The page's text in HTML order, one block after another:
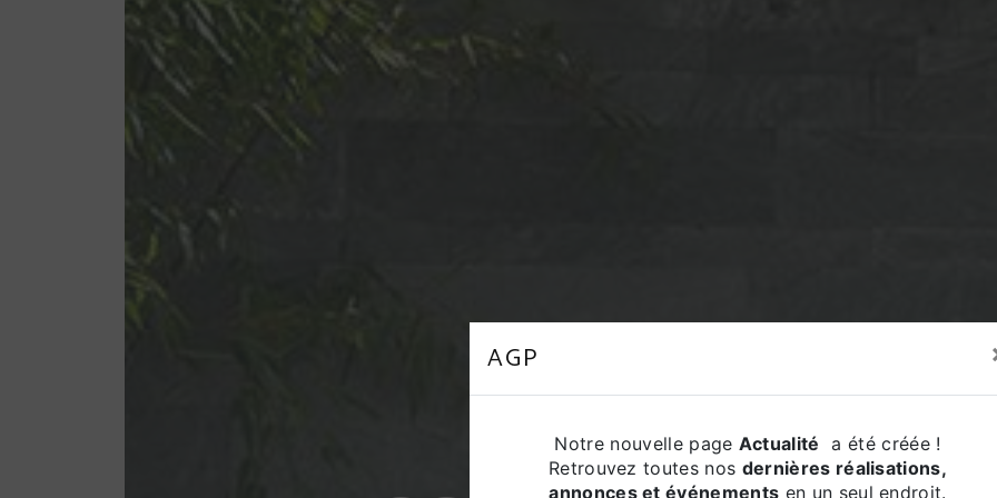
AGP
Notre nouvelle page Actualité a été créée !
Retrouvez toutes nos dernières réalisations,
annonces et événements en un seul endroit.